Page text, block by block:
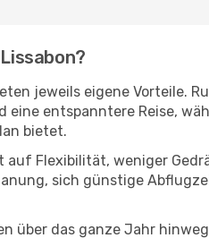
jeweils eigene Vorteile.
entspanntere Reise,
bietet.
Flexibilität, weniger
sich günstige
über das ganze Jahr